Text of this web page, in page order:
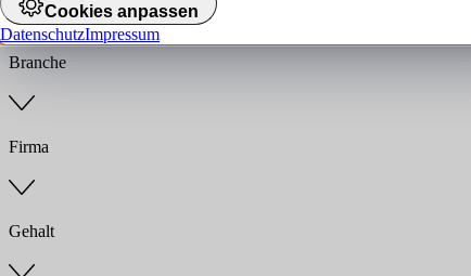
Branche
Firma
Gehalt
Cookies anpassen
DatenschutzImpressum